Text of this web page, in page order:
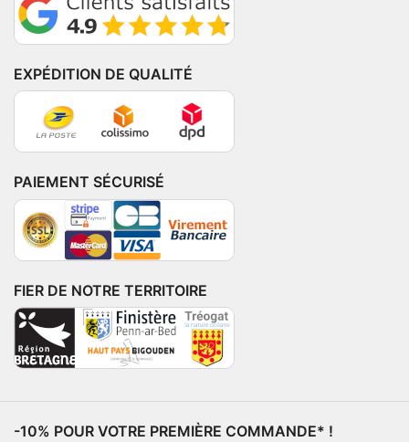
EXPÉDITION DE QUALITÉ
PAIEMENT SÉCURISÉ
FIER DE NOTRE TERRITOIRE
-10% POUR VOTRE PREMIÈRE COMMANDE* !